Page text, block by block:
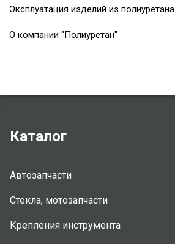
Эксплуатация изделий из полиуретана
О компании "Полиуретан"
Каталог
Автозапчасти
Стекла, мотозапчасти
Крепления инструмента